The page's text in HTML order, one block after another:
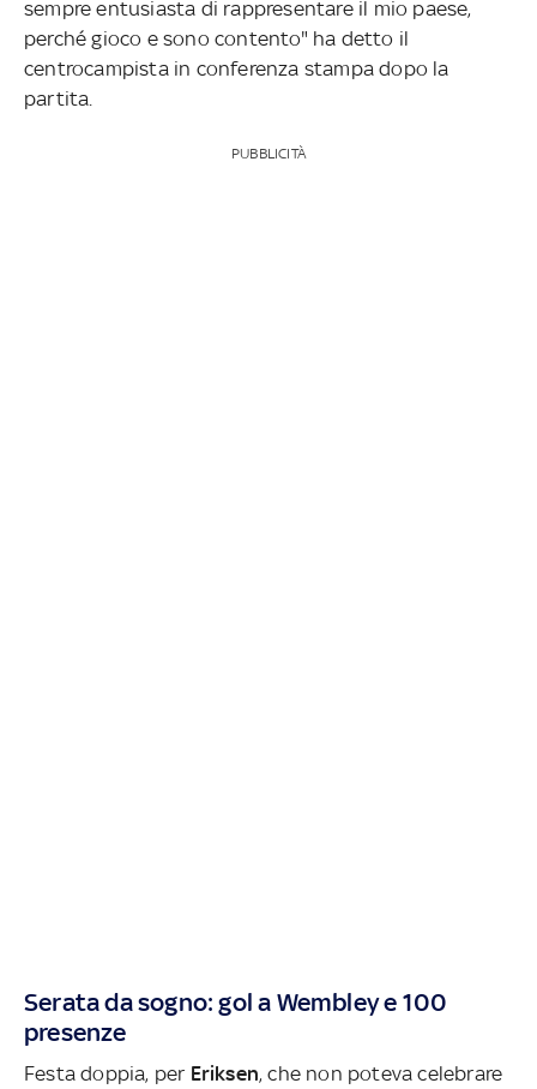
sempre entusiasta di rappresentare il mio paese,
perché gioco e sono contento" ha detto il
centrocampista in conferenza stampa dopo la
partita.
PUBBLICITÀ
Serata da sogno: gol a Wembley e 100
presenze
Festa doppia, per Eriksen, che non poteva celebrare